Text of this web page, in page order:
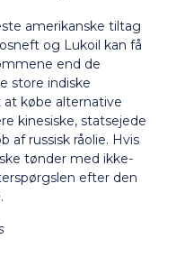
amerikanske tiltag
og Lukoil kan få
end de
store indiske
at købe alternative
kinesiske, statsejede
af russisk råolie. Hvis
tønder med ikke-
efter den